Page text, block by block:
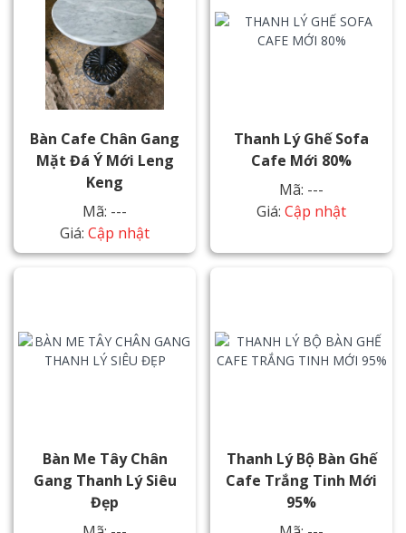
Bàn Cafe Chân Gang
Mặt Đá Ý Mới Leng
Keng
Mã: ---
Giá: Cập nhật
Thanh Lý Ghế Sofa
Cafe Mới 80%
Mã: ---
Giá: Cập nhật
Bàn Me Tây Chân
Gang Thanh Lý Siêu
Đẹp
Thanh Lý Bộ Bàn Ghế
Cafe Trắng Tinh Mới
95%